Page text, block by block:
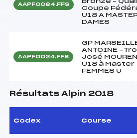
AAPF0084.FFS
Coupe
U18 A
DAMES
AAPF0024.FFS
GP
ANTOINE -
José
U18 à Master
FEMMES U
Résultats Alpin 2018
Codex Course